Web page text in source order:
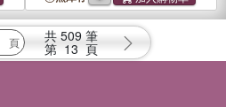
共 509 筆
第 13 頁